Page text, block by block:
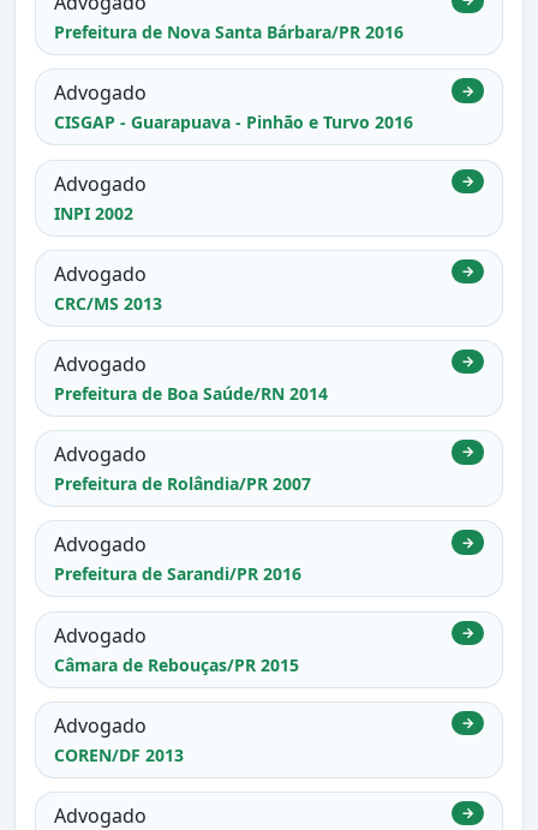
Prefeitura de Nova Santa Bárbara/PR 2016
Advogado
CISGAP - Guarapuava - Pinhão e Turvo 2016
→
Advogado
INPI 2002
→
Advogado
CRC/MS 2013
→
Advogado
Prefeitura de Boa Saúde/RN 2014
→
Advogado
Prefeitura de Rolândia/PR 2007
→
Advogado
Prefeitura de Sarandi/PR 2016
→
Advogado
Câmara de Rebouças/PR 2015
→
Advogado
COREN/DF 2013
→
Advogado →